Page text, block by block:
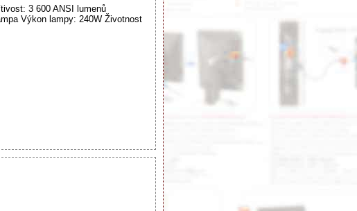
3 600 ANSI lumenů
Výkon lampy: 240W Životnost